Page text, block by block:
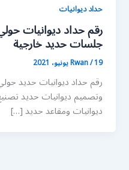
حداد ديوانيات
جلسات حديد خارجية
Rwan/19 يونيو، 2021
رقم حداد ديوانيات حديد
وتصميم ديوانيات حديد
ديوانيات ومقاعد حديد […]